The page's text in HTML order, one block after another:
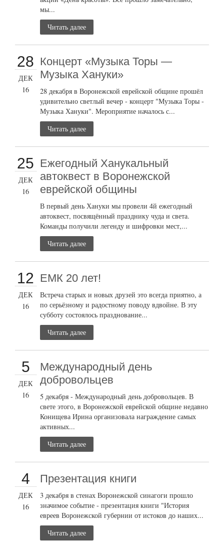
мы...
Читать далее
28
ДЕК
16
Концерт «Музыка Торы —
Музыка Хануки»
28 декабря в Воронежской еврейской общине прошёл
удивительно светлый вечер - концерт "Музыка Торы -
Музыка Хануки". Мероприятие началось с...
Читать далее
25
ДЕК
16
Ежегодный Ханукальный
автоквест в Воронежской
еврейской общины
В первый день Хануки мы провели 4й ежегодный
автоквест, посвящённый празднику чуда и света.
Команды получили легенду и шифровки мест,...
Читать далее
12
ДЕК
16
ЕМК 20 лет!
Встреча старых и новых друзей это всегда приятно, а
по серьёзному и радостному поводу вдвойне. В эту
субботу состоялось празднование...
Читать далее
5
ДЕК
16
Международный день
добровольцев
5 декабря - Международный день добровольцев. В
свете этого, в Воронежской еврейской общине недавно
Конищева Ирина организовала награждение самых
активных...
Читать далее
4
ДЕК
16
Презентация книги
3 декабря в стенах Воронежской синагоги прошло
значимое событие - презентация книги "История
евреев Воронежской губернии от истоков до наших...
Читать далее